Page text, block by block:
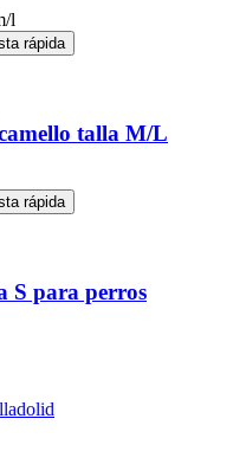
rápida
talla M/L
rápida
S para perros